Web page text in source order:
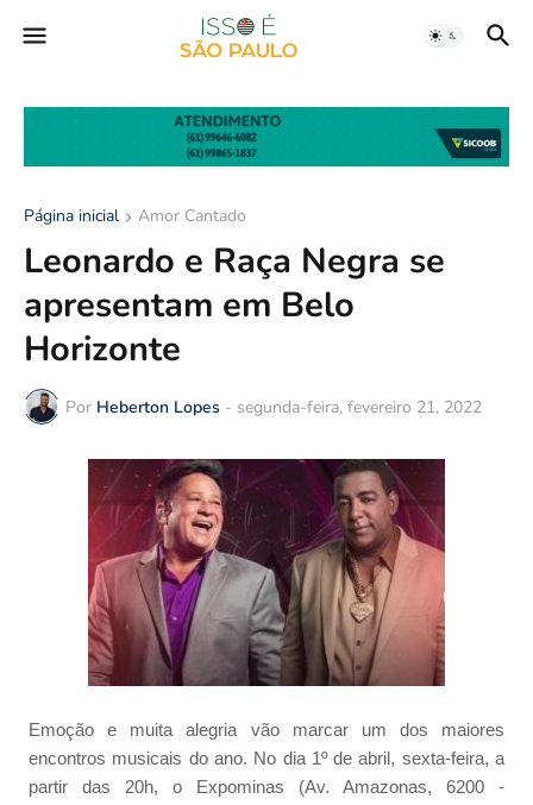
Página inicial Amor Cantado
Leonardo e Raça Negra se
apresentam em Belo
Horizonte
Por Heberton Lopes - segunda-feira, fevereiro 21, 2022
Emoção e muita alegria vão marcar um dos maiores
encontros musicais do ano. No dia 1º de abril, sexta-feira, a
partir das 20h, o Expominas (Av. Amazonas, 6200 -